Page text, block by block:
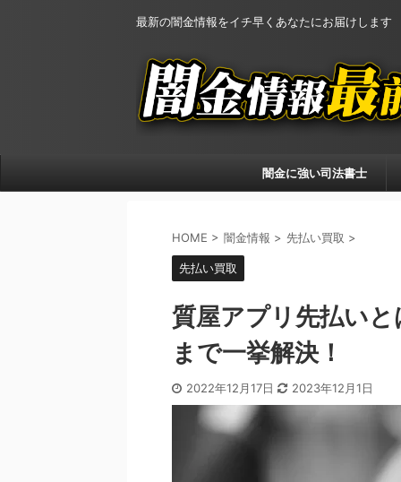
最新の闇金情報をイチ早くあなたにお届けします
闇金に強い司法書士
HOME > 闇金情報 > 先払い買取 >
先払い買取
質屋アプリ先払い
まで一挙解決！
2022年12月17日 2023年12月1日